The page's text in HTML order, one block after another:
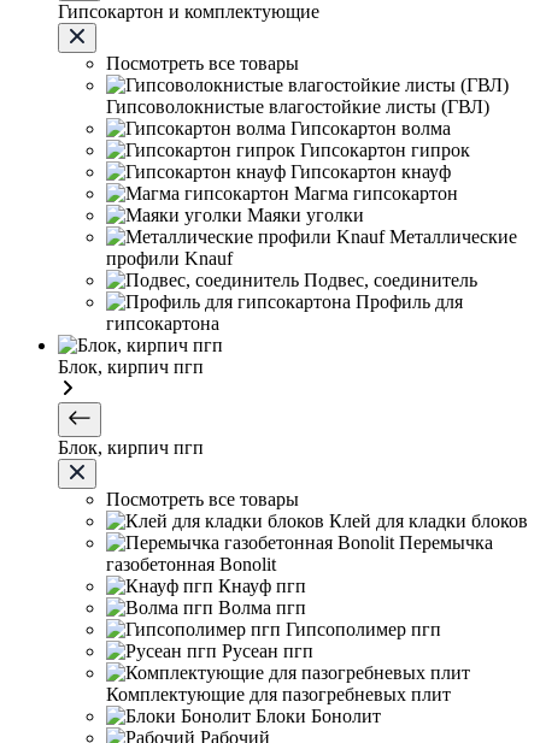
Гипсокартон и комплектующие
Посмотреть все товары
Гипсоволокнистые влагостойкие листы (ГВЛ)
Гипсокартон волма
Гипсокартон гипрок
Гипсокартон кнауф
Магма гипсокартон
Маяки уголки
Металлические
профили Knauf
Подвес, соединитель
Профиль для
гипсокартона
Блок, кирпич пгп
Блок, кирпич пгп
Посмотреть все товары
Клей для кладки блоков
Перемычка
газобетонная Bonolit
Кнауф пгп
Волма пгп
Гипсополимер пгп
Русеан пгп
Комплектующие для пазогребневых плит
Блоки Бонолит
Рабочий